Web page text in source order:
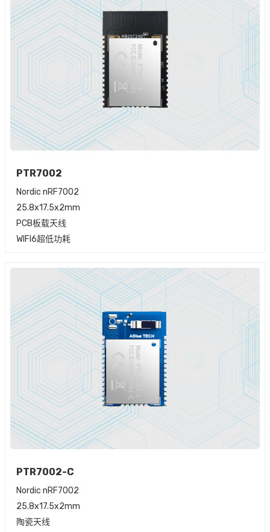
PTR7002
Nordic nRF7002
25.8x17.5x2mm
PCB板载天线
WIFI6超低功耗
PTR7002-C
Nordic nRF7002
25.8x17.5x2mm
陶瓷天线